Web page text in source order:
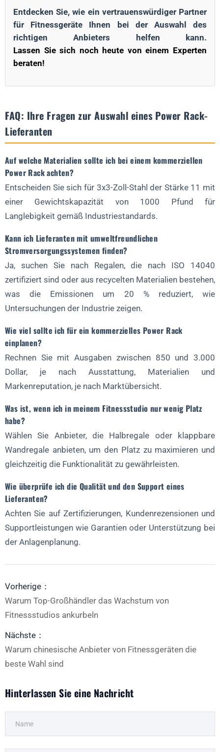
Entdecken Sie, wie ein vertrauenswürdiger Partner
für Fitnessgeräte Ihnen bei der Auswahl des
richtigen Anbieters helfen kann.
Lassen Sie sich noch heute von einem Experten
beraten!
FAQ: Ihre Fragen zur Auswahl eines Power Rack-
Lieferanten
Auf welche Materialien sollte ich bei einem kommerziellen
Power Rack achten?
Entscheiden Sie sich für 3x3-Zoll-Stahl der Stärke 11 mit
einer Gewichtskapazität von 1000 Pfund für
Langlebigkeit gemäß Industriestandards.
Kann ich Lieferanten mit umweltfreundlichen
Stromversorgungssystemen finden?
Ja, suchen Sie nach Regalen, die nach ISO 14040
zertifiziert sind oder aus recycelten Materialien bestehen,
was die Emissionen um 20 % reduziert, wie
Untersuchungen der Industrie zeigen.
Wie viel sollte ich für ein kommerzielles Power Rack
einplanen?
Rechnen Sie mit Ausgaben zwischen 850 und 3.000
Dollar, je nach Ausstattung, Materialien und
Markenreputation, je nach Marktübersicht.
Was ist, wenn ich in meinem Fitnessstudio nur wenig Platz
habe?
Wählen Sie Anbieter, die Halbregale oder klappbare
Wandregale anbieten, um den Platz zu maximieren und
gleichzeitig die Funktionalität zu gewährleisten.
Wie überprüfe ich die Qualität und den Support eines
Lieferanten?
Achten Sie auf Zertifizierungen, Kundenrezensionen und
Supportleistungen wie Garantien oder Unterstützung bei
der Anlagenplanung.
Vorherige：
Warum Top-Großhändler das Wachstum von
Fitnessstudios ankurbeln
Nächste：
Warum chinesische Anbieter von Fitnessgeräten die
beste Wahl sind
Hinterlassen Sie eine Nachricht